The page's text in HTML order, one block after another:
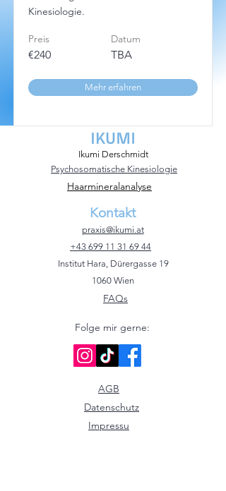
Kinesiologie.
Preis
€240
Datum
TBA
Mehr erfahren
Ikumi Derschmidt
Psychosomatische Kinesiologie
Haarmineralanalyse
Kontakt
praxis@ikumi.at
+43 699 11 31 69 44
Institut Hara, Dürergasse 19
1060 Wien
FAQs
Folge mir gerne:
AGB
Datenschutz
Impressu